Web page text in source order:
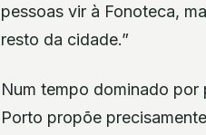
pessoas vir à Fonoteca,
resto da cidade.”
Num tempo dominado
Porto propõe